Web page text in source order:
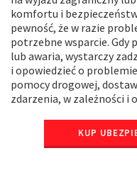
komfortu i
pewność, że w razie
potrzebne wsparcie. Gdy
lub awaria, wystarczy
i opowiedzieć o
pomocy drogowej,
zdarzenia, w zależności i
KUP